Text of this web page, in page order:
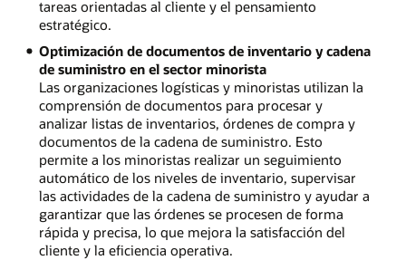
tareas orientadas al cliente y el pensamiento
estratégico.
Optimización de documentos de inventario y cadena
de suministro en el sector minorista
Las organizaciones logísticas y minoristas utilizan la
comprensión de documentos para procesar y
analizar listas de inventarios, órdenes de compra y
documentos de la cadena de suministro. Esto
permite a los minoristas realizar un seguimiento
automático de los niveles de inventario, supervisar
las actividades de la cadena de suministro y ayudar a
garantizar que las órdenes se procesen de forma
rápida y precisa, lo que mejora la satisfacción del
cliente y la eficiencia operativa.